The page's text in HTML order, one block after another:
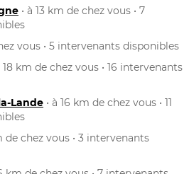
• à 13 km de chez vous • 7
vous • 5 intervenants disponibles
18 km de chez vous • 16 intervenants
Lande • à 16 km de chez vous • 11
de chez vous • 3 intervenants